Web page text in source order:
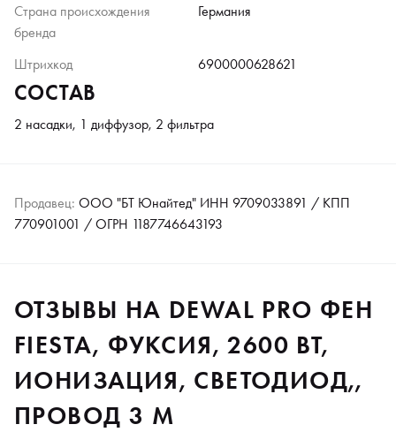
Страна происхождения
бренда
Германия
Штрихкод 6900000628621
СОСТАВ
2 насадки, 1 диффузор, 2 фильтра
Продавец: ООО "БТ Юнайтед" ИНН 9709033891 / КПП
770901001 / ОГРН 1187746643193
ОТЗЫВЫ НА DEWAL PRO ФЕН
FIESTA, ФУКСИЯ, 2600 ВТ,
ИОНИЗАЦИЯ, СВЕТОДИОД,,
ПРОВОД 3 М